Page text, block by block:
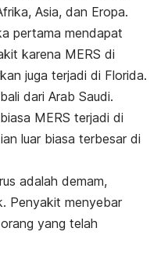
Asia, dan Eropa.
pertama mendapat
karena MERS di
juga terjadi di Florida.
dari Arab Saudi.
MERS terjadi di
luar biasa terbesar di
adalah demam,
. Penyakit menyebar
yang telah